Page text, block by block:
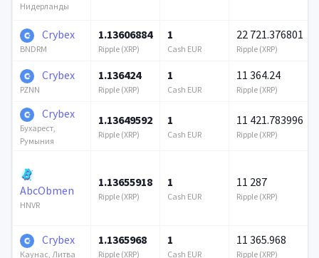
Нидерланды
Crybex
BNDRM
1.13606884
Ripple (XRP)
1
Cash EUR
22 721.376801
Ripple (XRP)
Crybex
PZNN
1.136424
Ripple (XRP)
1
Cash EUR
11 364.24
Ripple (XRP)
Crybex
Бухарест,
Румыния
1.13649592
Ripple (XRP)
1
Cash EUR
11 421.783996
Ripple (XRP)
AbcObmen
HNVR
1.13655918
Ripple (XRP)
1
Cash EUR
11 287
Ripple (XRP)
Crybex
Каунас, Литва
1.1365968
Ripple (XRP)
1
Cash EUR
11 365.968
Ripple (XRP)